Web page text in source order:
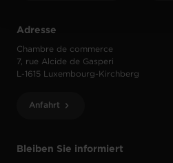
Bleiben Sie informiert
Adresse
Chambre de commerce
7, rue Alcide de Gasperi
L-1615 Luxembourg-Kirchberg
Anfahrt